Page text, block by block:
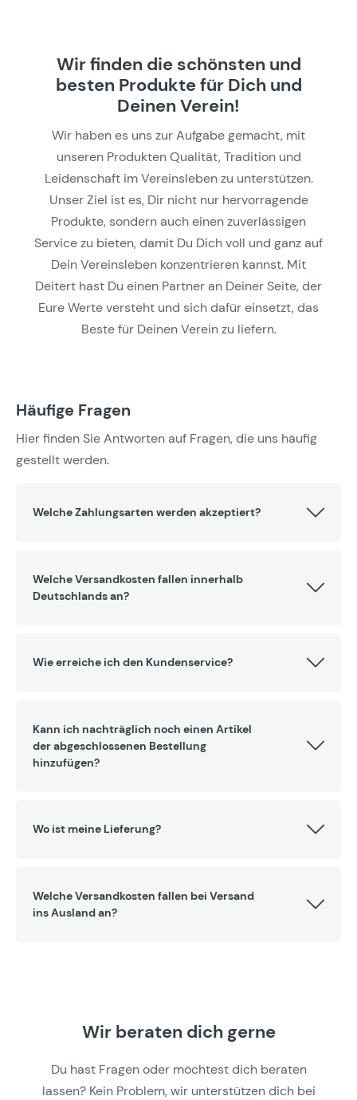
Wir finden die schönsten und
besten Produkte für Dich und
Deinen Verein!
Wir haben es uns zur Aufgabe gemacht, mit
unseren Produkten Qualität, Tradition und
Leidenschaft im Vereinsleben zu unterstützen.
Unser Ziel ist es, Dir nicht nur hervorragende
Produkte, sondern auch einen zuverlässigen
Service zu bieten, damit Du Dich voll und ganz auf
Dein Vereinsleben konzentrieren kannst. Mit
Deitert hast Du einen Partner an Deiner Seite, der
Eure Werte versteht und sich dafür einsetzt, das
Beste für Deinen Verein zu liefern.
Häufige Fragen
Hier finden Sie Antworten auf Fragen, die uns häufig
gestellt werden.
Welche Zahlungsarten werden akzeptiert?
Welche Versandkosten fallen innerhalb
Deutschlands an?
Wie erreiche ich den Kundenservice?
Kann ich nachträglich noch einen Artikel
der abgeschlossenen Bestellung
hinzufügen?
Wo ist meine Lieferung?
Welche Versandkosten fallen bei Versand
ins Ausland an?
Wir beraten dich gerne
Du hast Fragen oder möchtest dich beraten
lassen? Kein Problem, wir unterstützen dich bei